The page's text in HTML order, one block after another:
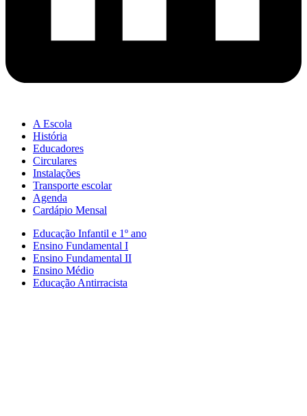
A Escola
História
Educadores
Circulares
Instalações
Transporte escolar
Agenda
Cardápio Mensal
Educação Infantil e 1º ano
Ensino Fundamental I
Ensino Fundamental II
Ensino Médio
Educação Antirracista